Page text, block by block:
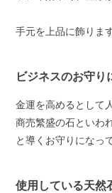
手元を上品に飾ります
ビジネスのお守り
金運を高めるとして
商売繁盛の石といわ
と導くお守りになっ
使用している天然